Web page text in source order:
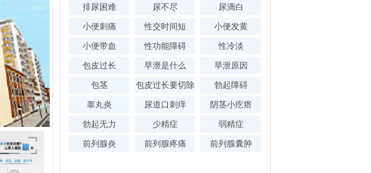
前列腺炎|前列腺增生
前列腺疼痛|前列腺囊肿
排尿困难
尿不尽
尿滴白
小便刺痛
性交时间短
小便发黄
小便带血
性功能障碍
性冷淡
包皮过长
早泄是什么
早泄原因
包茎
包皮过长要切除
吗
勃起障碍
睾丸炎
尿道口刺痒
阴茎小疙瘩
勃起无力
少精症
弱精症
前列腺炎
前列腺疼痛 前列腺囊肿